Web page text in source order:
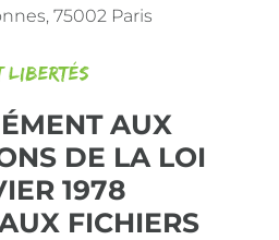
75002 Paris
libertés
AUX
DE LA LOI
1978
FICHIERS